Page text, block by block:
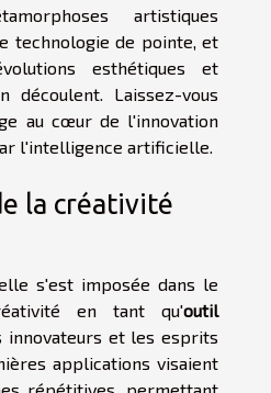
artistiques
technologie de pointe, et
esthétiques et
découlent. Laissez-vous
au cœur de l'innovation
l'intelligence artificielle.
la créativité
s'est imposée dans le
en tant qu'outil
innovateurs et les esprits
applications visaient